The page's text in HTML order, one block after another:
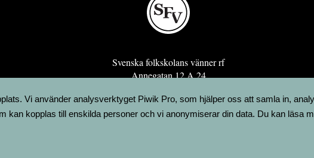
Svenska folkskolans vänner rf
Annegatan 12 A 24
sfv@sfv.fi
Vi använder analysverktyget Piwik Pro, som hjälper oss att samla in,
kan kopplas till enskilda personer och vi anonymiserar din data. Du kan läsa